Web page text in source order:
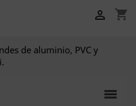
shopping_cart

de aluminio, PVC y